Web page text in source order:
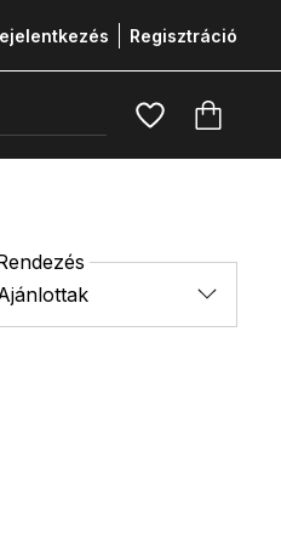
Regisztráció